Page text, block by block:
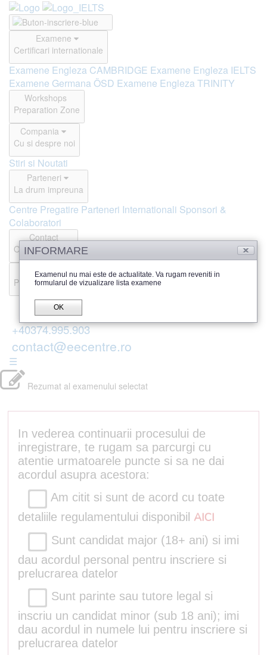
Examene
Certificari internationale
Examene Engleza CAMBRIDGE Examene Engleza IELTS
Examene Germana ÖSD Examene Engleza TRINITY
Workshops
Preparation Zone
Compania
Cu si despre noi
Stiri si Noutati
Parteneri
La drum impreuna
Centre Pregatire Parteneri Internationali Sponsori &
Colaboratori
Contact
Offline si Online
Recenzii
Parerea publicului
+40374.995.903
contact@eecentre.ro
☰
Rezumat al examenului selectat
In vederea continuarii procesului de
inregistrare, te rugam sa parcurgi cu
atentie urmatoarele puncte si sa ne dai
acordul asupra acestora:
Am citit si sunt de acord cu toate
detaliile regulamentului disponibil AICI
Sunt candidat major (18+ ani) si imi
dau acordul personal pentru inscriere si
prelucrarea datelor
Sunt parinte sau tutore legal si
inscriu un candidat minor (sub 18 ani); imi
dau acordul in numele lui pentru inscriere si
prelucrarea datelor
INFORMARE
Examenul nu mai este de actualitate. Va rugam reveniti in
formularul de vizualizare lista examene
OK